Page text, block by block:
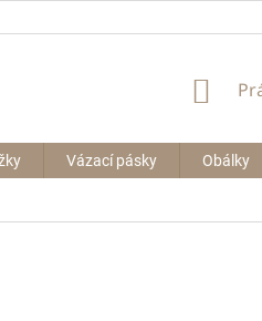
BAGŮ
Vázací pásky Obálky